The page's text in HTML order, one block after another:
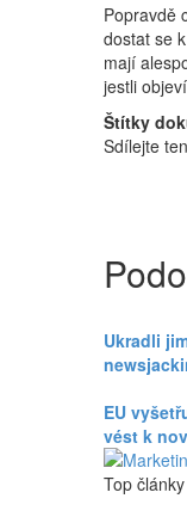
Popravdě
dostat se
mají
jestli
Štítky
Sdílejte
Ukradli
EU
vést k
Top články